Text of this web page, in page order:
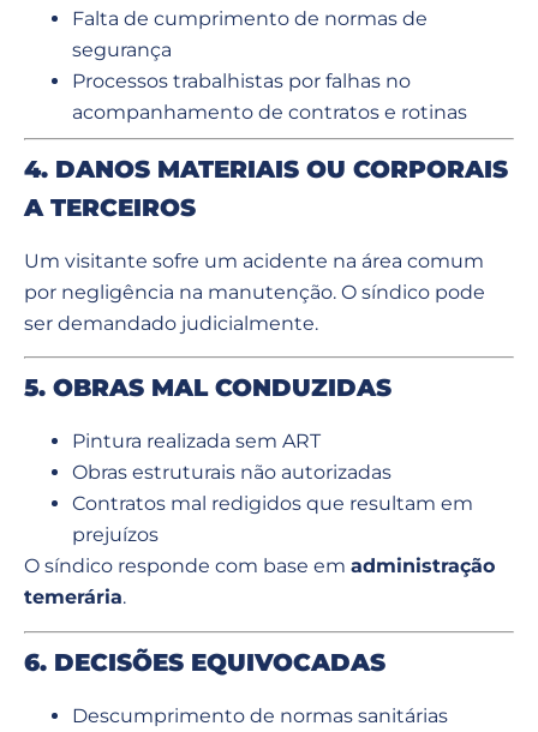
Falta de cumprimento de normas de
segurança
Processos trabalhistas por falhas no
acompanhamento de contratos e rotinas
4. DANOS MATERIAIS OU CORPORAIS
A TERCEIROS
Um visitante sofre um acidente na área comum
por negligência na manutenção. O síndico pode
ser demandado judicialmente.
5. OBRAS MAL CONDUZIDAS
Pintura realizada sem ART
Obras estruturais não autorizadas
Contratos mal redigidos que resultam em
prejuízos
O síndico responde com base em administração
temerária.
6. DECISÕES EQUIVOCADAS
Descumprimento de normas sanitárias